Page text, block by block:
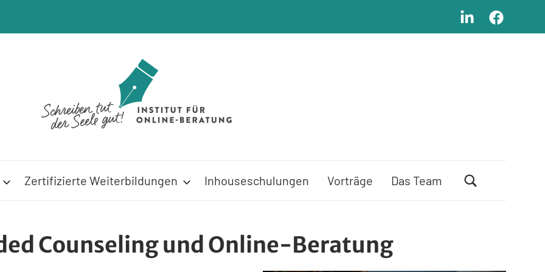
LinkedInFacebook
Zertifizierte Weiterbildungen Inhouseschulungen Vorträge Das Team
Counseling und Online-Beratung